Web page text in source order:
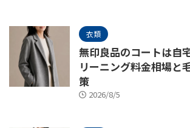
衣類
無印良品のコートは自
リーニング料金相場と
策
2026/8/5